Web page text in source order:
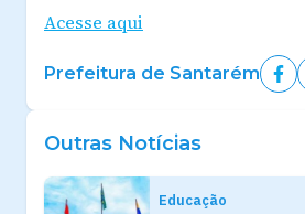
Acesse aqui
Prefeitura de Santarém
Outras Notícias
Educação